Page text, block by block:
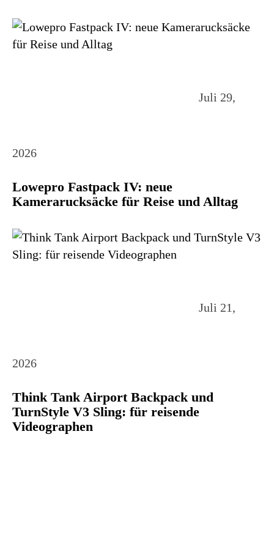
Juli 29,
2026
Lowepro Fastpack IV: neue
Kamerarucksäcke für Reise und Alltag
Juli 21,
2026
Think Tank Airport Backpack und
TurnStyle V3 Sling: für reisende
Videographen